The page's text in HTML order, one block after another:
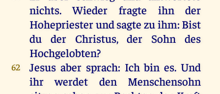
nichts.Wieder fragte ihn
der
Hohepriesterundsagte zuihm: Bist
du
der Christus,der Sohn
des
Hochgelobten?
62 Jesus aber sprach: Ich bin es.Und
ihr
werdet den
Menschensohn